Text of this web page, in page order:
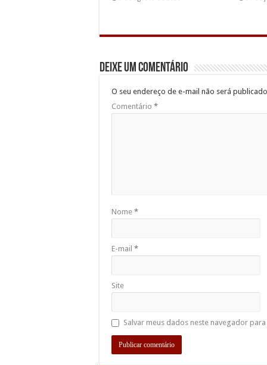
Deixe um comentário
O seu endereço de e-mail não será
Comentário *
Nome *
E-mail *
Site
Salvar meus dados neste navegador